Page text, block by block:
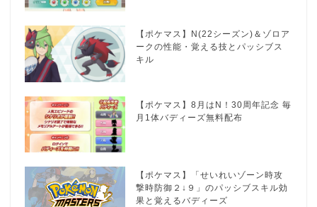
【ポケマス】N(22シーズン)＆ゾロア
ークの性能・覚える技とパッシブス
キル
【ポケマス】8月はN！30周年記念 毎
月1体バディーズ無料配布
【ポケマス】「せいれいゾーン時攻
撃時防御２↓９」のパッシブスキル効
果と覚えるバディーズ